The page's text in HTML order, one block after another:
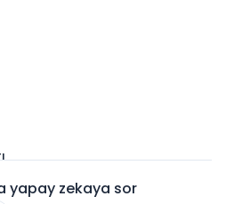
yapay zekaya sor